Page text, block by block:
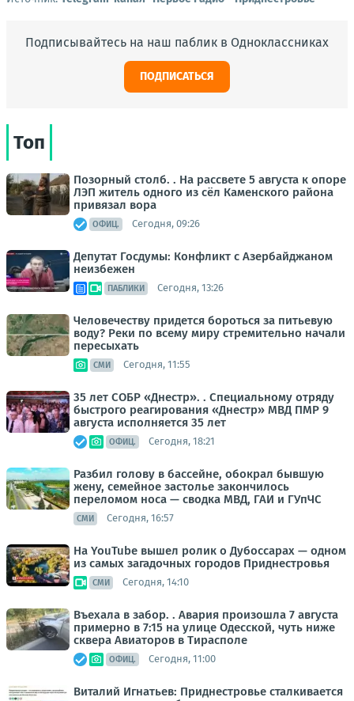
Подписывайтесь на наш паблик в Одноклассниках
ПОДПИСАТЬСЯ
Топ
Позорный столб. . На рассвете 5 августа к опоре
ЛЭП житель одного из сёл Каменского района
привязал вора
ОФИЦ. Сегодня, 09:26
Депутат Госдумы: Конфликт с Азербайджаном
неизбежен
ПАБЛИКИ Сегодня, 13:26
Человечеству придется бороться за питьевую
воду? Реки по всему миру стремительно начали
пересыхать
СМИ Сегодня, 11:55
35 лет СОБР «Днестр». . Специальному отряду
быстрого реагирования «Днестр» МВД ПМР 9
августа исполняется 35 лет
ОФИЦ. Сегодня, 18:21
Разбил голову в бассейне, обокрал бывшую
жену, семейное застолье закончилось
переломом носа — сводка МВД, ГАИ и ГУпЧС
СМИ Сегодня, 16:57
На YouTube вышел ролик о Дубоссарах — одном
из самых загадочных городов Приднестровья
СМИ Сегодня, 14:10
Въехала в забор. . Авария произошла 7 августа
примерно в 7:15 на улице Одесской, чуть ниже
сквера Авиаторов в Тирасполе
ОФИЦ. Сегодня, 11:00
Виталий Игнатьев: Приднестровье сталкивается